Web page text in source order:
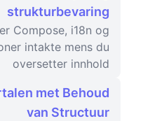
strukturbevaring
Compose, i18n og
intakte mens du
oversetter innhold
met Behoud
van Structuur